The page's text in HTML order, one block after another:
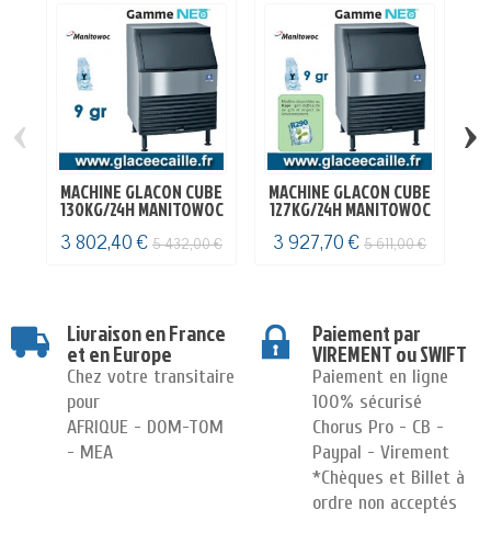
MACHINE GLACON CUBE
130KG/24H MANITOWOC
3 802,40 € 5 432,00 €
MACHINE GLACON CUBE
127KG/24H MANITOWOC
3 927,70 € 5 611,00 €
‹ ›
Livraison en France
et en Europe
Chez votre transitaire
pour
AFRIQUE - DOM-TOM
- MEA
Paiement par
VIREMENT ou SWIFT
Paiement en ligne
100% sécurisé
Chorus Pro - CB -
Paypal - Virement
*Chèques et Billet à
ordre non acceptés